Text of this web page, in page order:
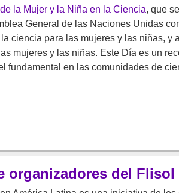
la Mujer y la Niña en la Ciencia, que
General de las Naciones Unidas
ciencia para las mujeres y las niñas, y
mujeres y las niñas. Este Día es un
fundamental en las comunidades de
organizadores del Flisol